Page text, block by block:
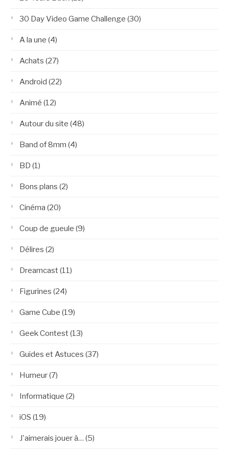
30 Day Video Game Challenge (30)
A la une (4)
Achats (27)
Android (22)
Animé (12)
Autour du site (48)
Band of 8mm (4)
BD (1)
Bons plans (2)
Cinéma (20)
Coup de gueule (9)
Délires (2)
Dreamcast(11)
Figurines (24)
Game Cube (19)
Geek Contest(13)
Guides et Astuces (37)
Humeur(7)
Informatique (2)
iOS (19)
J'aimerais jouer à… (5)